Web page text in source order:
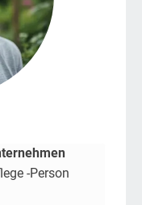
-Person